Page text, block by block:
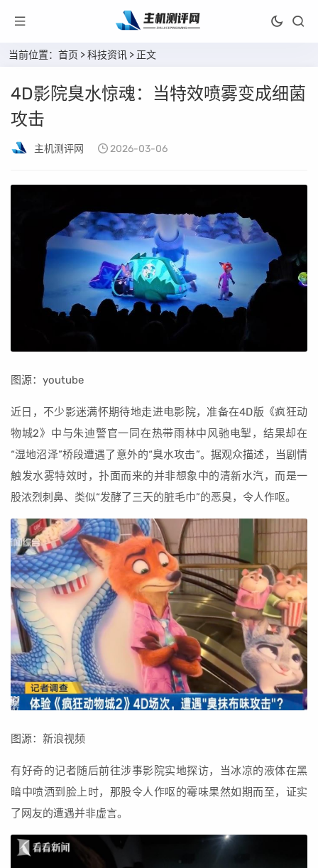
当前位置： 首页 >科技资讯 > 正文
4D影院臭水惊魂：当特效喷雾变成细菌
攻击
主机测评网 2026-03-06
图源：youtube
近日，不少影迷满怀期待地走进电影院，准备在4D版《疯狂动
物城2》中与朱迪警官一同在热带雨林中风驰电掣，结果却在
“湿地沼泽”桥段遭遇了意外的“臭水攻击”。据观众描述，当剧情
触发水雾特效时，扑面而来的并非想象中的清新水汽，而是一
股浓烈刺鼻、类似“发酵了三天的脏毛巾”的恶臭，令人作呕。
图源：新浪视频
有好奇的记者随后前往涉事影院实地探访，当冰凉的液体在黑
暗中喷洒到脸上时，那股令人作呕的霉味果然如期而至，证实
了网友的遭遇并非虚言。